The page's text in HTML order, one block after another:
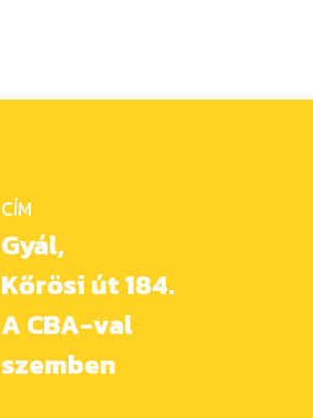
CÍM
Gyál,
Kőrösi út 184.
A CBA-val
szemben